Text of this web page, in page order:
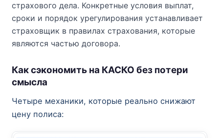
страхового дела. Конкретные условия выплат,
сроки и порядок урегулирования устанавливает
страховщик в правилах страхования, которые
являются частью договора.
Как сэкономить на КАСКО без потери
смысла
Четыре механики, которые реально снижают
цену полиса: